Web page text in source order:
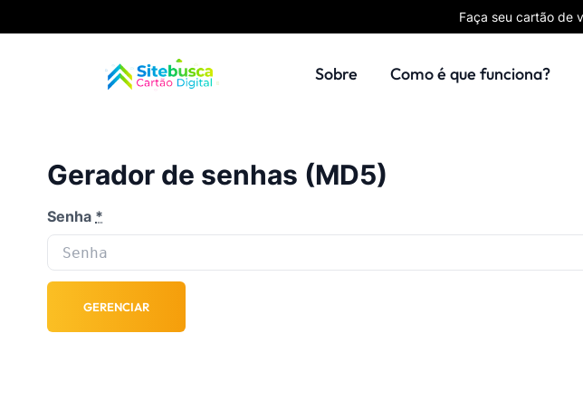
Faça seu cartão de
Sobre Como é que funciona?
Gerador de senhas (MD5)
Senha *
GERENCIAR